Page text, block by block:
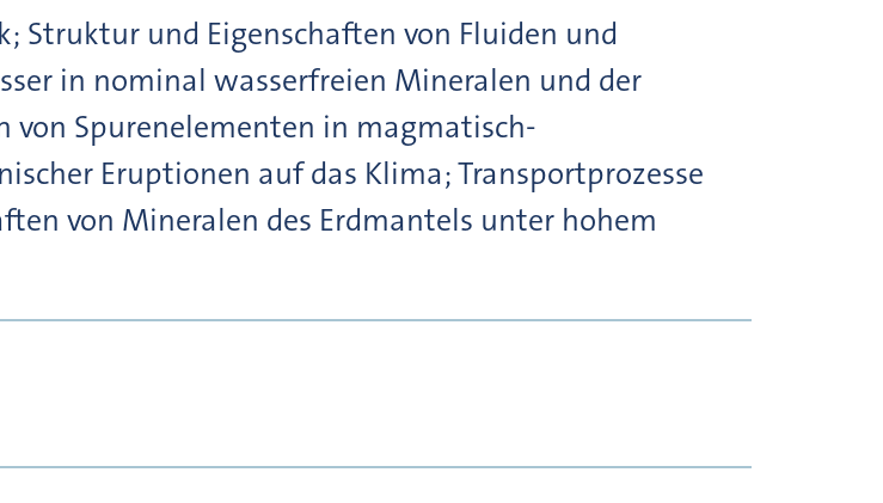
Struktur und Eigenschaften von Fluiden und
in nominal wasserfreien Mineralen und der
von Spurenelementen in magmatisch-
Eruptionen auf das Klima; Transportprozesse
von Mineralen des Erdmantels unter hohem